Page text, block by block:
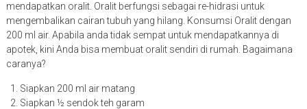
mendapatkan oralit. Oralit berfungsi sebagai re-hidrasi untuk
mengembalikan cairan tubuh yang hilang. Konsumsi Oralit dengan
200 ml air. Apabila anda tidak sempat untuk mendapatkannya di
apotek, kini Anda bisa membuat oralit sendiri di rumah. Bagaimana
caranya?
Siapkan 200 ml air matang
Siapkan ½ sendok teh garam